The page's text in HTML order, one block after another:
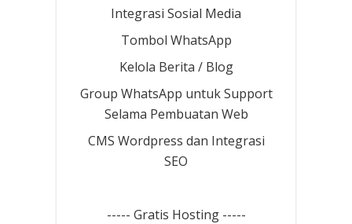
Integrasi Sosial Media
Tombol WhatsApp
Kelola Berita / Blog
Group WhatsApp untuk Support
Selama Pembuatan Web
CMS Wordpress dan Integrasi
SEO
----- Gratis Hosting -----